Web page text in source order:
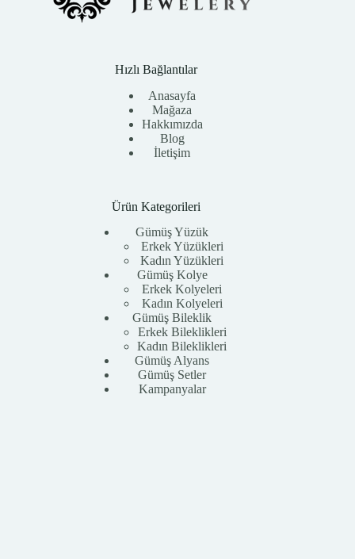
Hızlı Bağlantılar
Anasayfa
Mağaza
Hakkımızda
Blog
İletişim
Ürün Kategorileri
Gümüş Yüzük
Erkek Yüzükleri
Kadın Yüzükleri
Gümüş Kolye
Erkek Kolyeleri
Kadın Kolyeleri
Gümüş Bileklik
Erkek Bileklikleri
Kadın Bileklikleri
Gümüş Alyans
Gümüş Setler
Kampanyalar